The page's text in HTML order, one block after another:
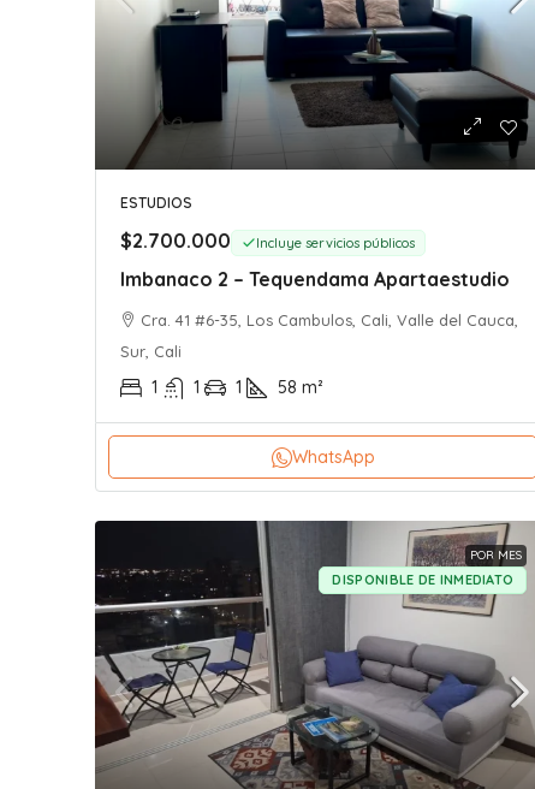
ESTUDIOS
$2.700.000 Incluye servicios públicos
Imbanaco 2 – Tequendama Apartaestudio
Cra. 41 #6-35, Los Cambulos, Cali, Valle del Cauca,
Sur, Cali
1 1 1 58 m²
WhatsApp
POR MES
DISPONIBLE DE INMEDIATO